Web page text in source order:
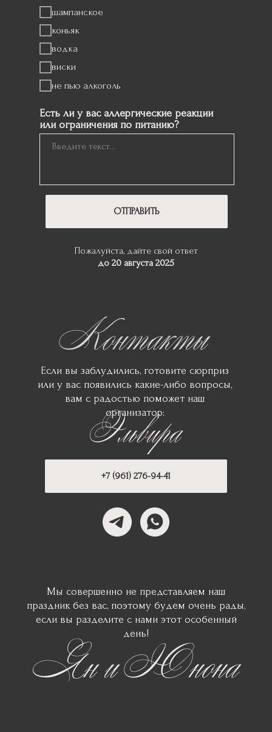
Пожалуйста, дайте свой ответ
до 20 августа 2025
шампанское
коньяк
водка
виски
не пью алкоголь
Есть ли у вас аллергические реакции
или ограничения по питанию?
ОТПРАВИТЬ
+7 (961) 276-94-41
свой ответ
Если вы заблудились, готовите сюрприз
или у вас появились какие-либо вопросы,
вам с радостью поможет наш
организатор:
Мы совершенно не представляем наш
праздник без вас, поэтому будем очень рады,
если вы разделите с нами этот особенный
день!